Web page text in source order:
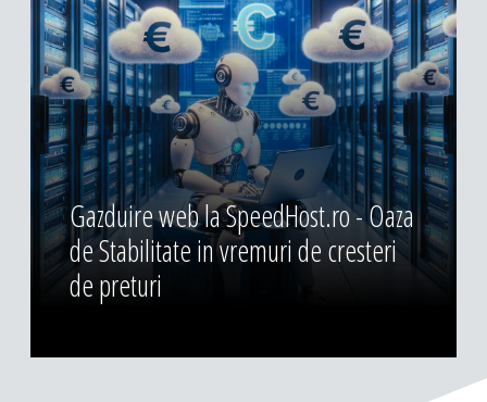
Gazduire web la SpeedHost.ro - Oaza
de Stabilitate in vremuri de cresteri
de preturi